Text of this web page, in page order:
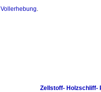
Vollerhebung.
Zellstoff- Holzschliff-